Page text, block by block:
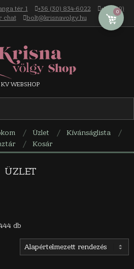
tér 1 +36 (30) 834-6022
+36 (30)
chat bolt@krisnavolgy.hu
KV WEBSHOP
Üzlet
Kívánságlista
Kosár
ÜZLET
db
0